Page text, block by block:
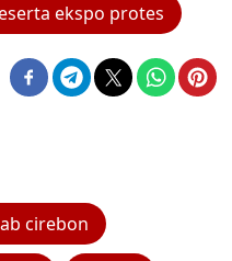
ekspo protes
cirebon